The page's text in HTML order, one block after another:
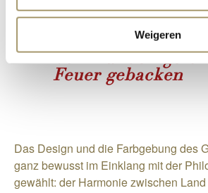
Weigeren
Von Händen
Feuer gebacken
Das Design und die Farbgebung des
ganz bewusst im Einklang mit der
gewählt: der Harmonie zwischen